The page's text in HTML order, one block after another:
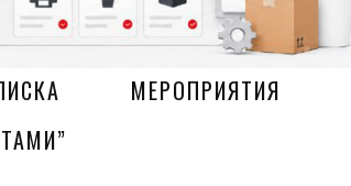
МЕРОПРИЯТИЯ